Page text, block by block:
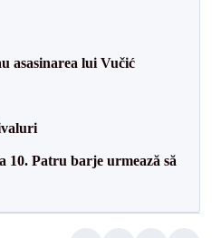
asasinarea lui Vučić
10. Patru barje urmează să